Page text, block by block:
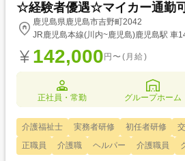
☆経験者優遇☆マイカー通勤
鹿児島県鹿児島市吉野町2042
JR鹿児島本線(川内~鹿児島)鹿児島駅 車
142,000 円〜(月給)
正社員・常勤 グループホーム
介護福祉士 実務者研修 初任者研修
正職員
介護職 ヘルパー 介護職員